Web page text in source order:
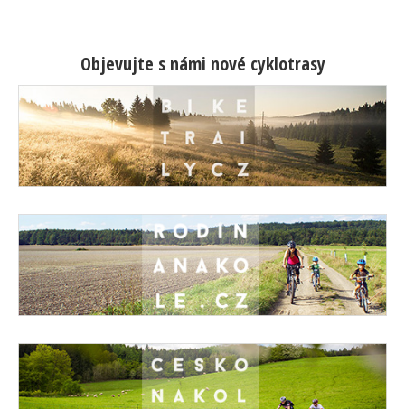
Objevujte s námi nové cyklotrasy